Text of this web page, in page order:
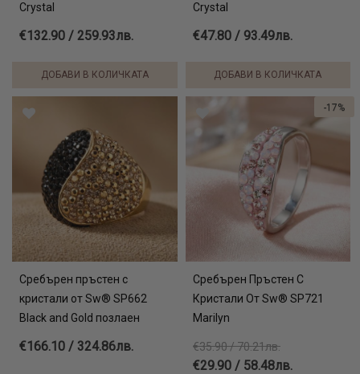
Crystal
€132.90 / 259.93лв.
ДОБАВИ В КОЛИЧКАТА
Crystal
€47.80 / 93.49лв.
ДОБАВИ В КОЛИЧКАТА
Сребърен пръстен с
кристали от Sw® SP662
Black and Gold позлаен
€166.10 / 324.86лв.
Сребърен Пръстен С
Кристали От Sw® SP721
Marilyn
€35.90 / 70.21лв.
€29.90 / 58.48лв.
-17%